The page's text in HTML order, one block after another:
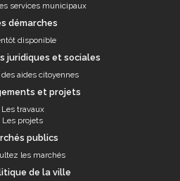
services municipaux
démarches
disponible
juridiques et sociales
aides citoyennes
et projets
Les travaux
Les projets
publics
les marchés
de la ville